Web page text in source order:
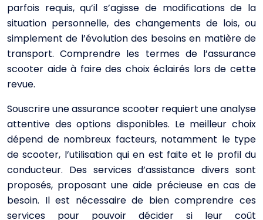
parfois requis, qu’il s’agisse de modifications de la
situation personnelle, des changements de lois, ou
simplement de l’évolution des besoins en matière de
transport. Comprendre les termes de l’assurance
scooter aide à faire des choix éclairés lors de cette
revue.
Souscrire une assurance scooter requiert une analyse
attentive des options disponibles. Le meilleur choix
dépend de nombreux facteurs, notamment le type
de scooter, l’utilisation qui en est faite et le profil du
conducteur. Des services d’assistance divers sont
proposés, proposant une aide précieuse en cas de
besoin. Il est nécessaire de bien comprendre ces
services pour pouvoir décider si leur coût